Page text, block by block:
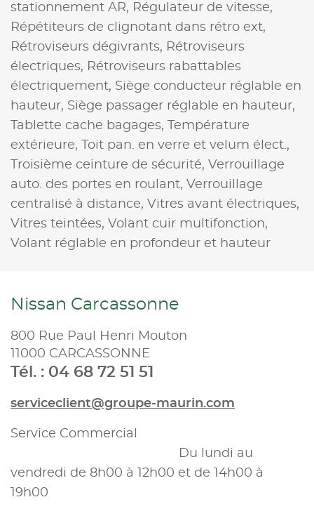
stationnement AR, Régulateur de vitesse,
Répétiteurs de clignotant dans rétro ext,
Rétroviseurs dégivrants, Rétroviseurs
électriques, Rétroviseurs rabattables
électriquement, Siège conducteur réglable en
hauteur, Siège passager réglable en hauteur,
Tablette cache bagages,
Température
extérieure,
Toit pan. en verre et velum élect.,
Troisième ceinture de sécurité, Verrouillage
auto. des portes en roulant, Verrouillage
centralisé à distance, Vitres avant électriques,
Vitres teintées, Volant cuir multifonction,
Volant réglable en profondeur et hauteur
Nissan Carcassonne
800 Rue Paul Henri Mouton
11000 CARCASSONNE
Tél. : 04 68 72 51 51
serviceclient@groupe-maurin.com
Service Commercial
Du lundi au
vendredi de 8h00 à 12h00 et de 14h00 à
19h00